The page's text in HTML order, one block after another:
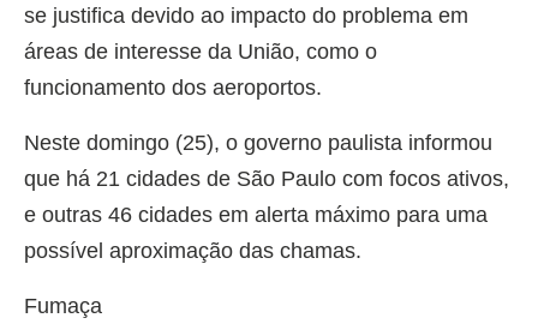
se justifica devido ao impacto do problema em
áreas de interesse da União, como o
funcionamento dos aeroportos.
Neste domingo (25), o governo paulista informou
que há 21 cidades de São Paulo com focos ativos,
e outras 46 cidades em alerta máximo para uma
possível aproximação das chamas.
Fumaça